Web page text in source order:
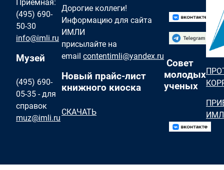
Приемная:
(495) 690-
50-30
info@imli.ru
Музей
(495) 690-
05-35 - для
справок
muz@imli.ru
Дорогие коллеги!
Информацию для сайта
ИМЛИ
присылайте на
email contentimli@yandex.ru
Новый прайс-лист
книжного киоска
СКАЧАТЬ
Совет
молодых
ученых